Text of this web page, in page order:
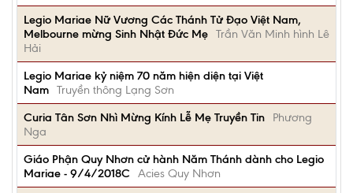
Legio Mariae Nữ Vương Các Thánh Tử Đạo Việt Nam,
Melbourne mừng Sinh Nhật Đức Mẹ Trần Văn Minh hình Lê
Hải
Legio Mariae kỷ niệm 70 năm hiện diện tại Việt
Nam Truyền thông Lạng Sơn
Curia Tân Sơn Nhì Mừng Kính Lễ Mẹ Truyền Tin
Phương
Nga
Giáo Phận Quy Nhơn cử hành Năm Thánh dành cho Legio
Mariae - 9/4/2018C
Acies Quy Nhơn